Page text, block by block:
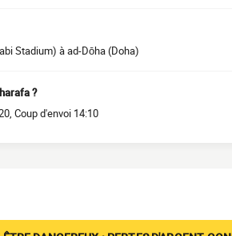
Stadium) à ad-Dōha (Doha)
?
Coup d'envoi 14:10